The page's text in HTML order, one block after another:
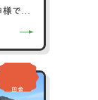
であ
の甘
府市歴
田舎